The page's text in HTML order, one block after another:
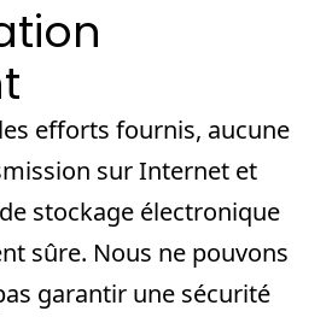
efforts fournis, aucune
sur Internet et
stockage électronique
sûre. Nous ne pouvons
garantir une sécurité